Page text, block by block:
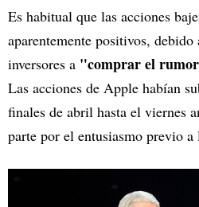
Es habitual que las acciones
aparentemente positivos,
inversores a "comprar el
Las acciones de Apple habían
finales de abril hasta el viernes
parte por el entusiasmo previo